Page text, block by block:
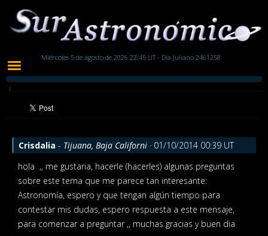
Miércoles 5 de agosto de 2026 22:45 UT - Día Juliano 2461258
Crisdalia - Tijuana, Baja Californi · 01/10/2014 00:39 UT
hola ,, me gustaria, hacerle (hacerles) algunas preguntas
sobre este tema que me parece tan interesante:
Astronomía, espero y que tengan algún tiempo para
contestar mis dudas, espero respuesta a este mensaje,
para comenzar a preguntar ,, muchas gracias y buen dia